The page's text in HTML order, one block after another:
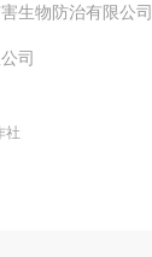
生物防治有限公司
司
社